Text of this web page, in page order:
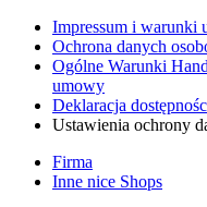
Impressum i warunki
Ochrona danych
Ogólne Warunki
umowy
Deklaracja
Ustawienia ochrony
Firma
Inne nice Shops